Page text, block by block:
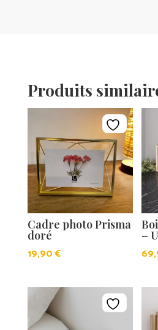
Produits
Cadre photo Prisma
doré
19,90€
–